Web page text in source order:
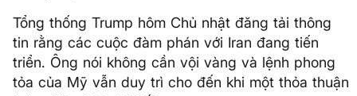
Tổng thống Trump hôm Chủ nhật đăng tải thông
tin rằng các cuộc đàm phán với Iran đang tiến
triển. Ông nói không cần vội vàng và lệnh phong
tỏa của Mỹ vẫn duy trì cho đến khi một thỏa thuận